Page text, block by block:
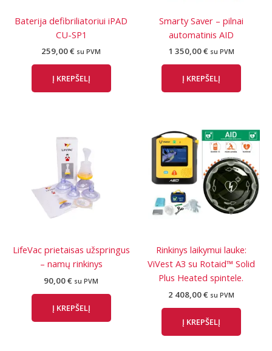
Baterija defibriliatoriui iPAD
CU-SP1
259,00€ su PVM
Į KREPŠELĮ
Smarty Saver – pilnai
automatinis AID
1 350,00€ su PVM
Į KREPŠELĮ
LifeVac prietaisas užspringus
– namų rinkinys
90,00€ su PVM
Į KREPŠELĮ
Rinkinys laikymui lauke:
ViVest A3 su Rotaid™ Solid
Plus Heated spintele.
2 408,00€ su PVM
Į KREPŠELĮ